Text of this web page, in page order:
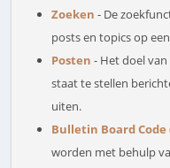
Zoeken - De
posts en topics op
Posten - Het doel
staat te stellen
uiten.
Bulletin Board Code
worden met behulp